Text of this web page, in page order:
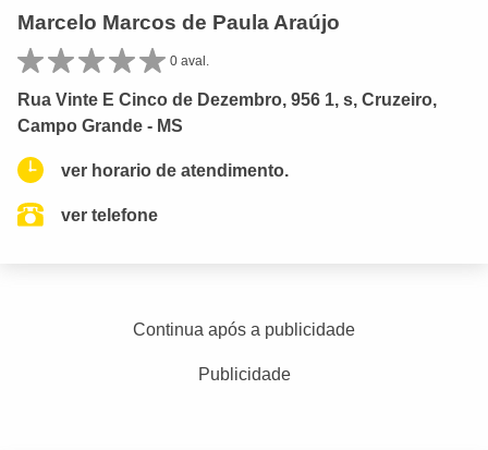
Marcelo Marcos de Paula Araújo
0 aval.
Rua Vinte E Cinco de Dezembro, 956 1, s, Cruzeiro,
Campo Grande - MS
ver horario de atendimento.
ver telefone
Continua após a publicidade
Publicidade